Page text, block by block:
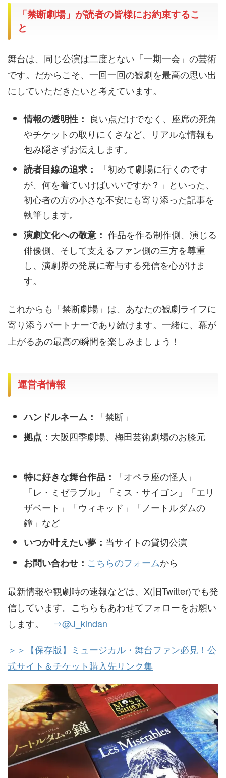
「禁断劇場」が読者の皆様にお約束するこ
と
舞台は、同じ公演は二度とない「一期一会」の芸術
です。だからこそ、一回一回の観劇を最高の思い出
にしていただきたいと考えています。
情報の透明性： 良い点だけでなく、座席の死角
やチケットの取りにくさなど、リアルな情報も
包み隠さずお伝えします。
読者目線の追求：
「初めて劇場に行くのです
が、何を着ていけばいいですか？」といった、
初心者の方の小さな不安にも寄り添った記事を
執筆します。
演劇文化への敬意： 作品を作る制作側、演じる
俳優側、そして支えるファン側の三方を尊重
し、演劇界の発展に寄与する発信を心がけま
す。
これからも「禁断劇場」は、あなたの観劇ライフに
寄り添うパートナーであり続けます。一緒に、幕が
上がるあの最高の瞬間を楽しみましょう！
運営者情報
ハンドルネーム：
「禁断」
拠点： 大阪四季劇場、梅田芸術劇場のお膝元
特に好きな舞台作品：
「オペラ座の怪人」
「レ・ミゼラブル」「ミス・サイゴン」「エリ
ザベート」「ウィキッド」「ノートルダムの
鐘」など
いつか叶えたい夢： 当サイトの貸切公演
お問い合わせ： こちらのフォームから
最新情報や観劇時の速報などは、X(旧Twitter)でも発
信しています。こちらもあわせてフォローをお願い
します。 ⇒@J_kindan
＞＞【保存版】ミュージカル・舞台ファン必見！公
式サイト＆チケット購入先リンク集